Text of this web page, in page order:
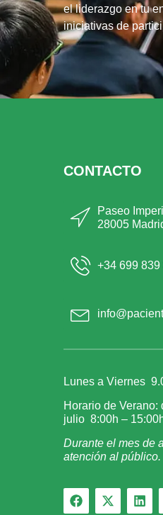
el liderazgo en tu
iniciativas de
CONTACTO
Paseo
28005
+34 699 839
Lunes a Viernes
Horario de
julio 8:00h –
Durante el mes de
atención al público.